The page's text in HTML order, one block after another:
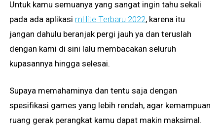
Untuk kamu semuanya yang sangat ingin tahu sekali
pada ada aplikasi ml lite Terbaru 2022, karena itu
jangan dahulu beranjak pergi jauh ya dan teruslah
dengan kami di sini lalu membacakan seluruh
kupasannya hingga selesai.
Supaya memahaminya dan tentu saja dengan
spesifikasi games yang lebih rendah, agar kemampuan
ruang gerak perangkat kamu dapat makin maksimal.